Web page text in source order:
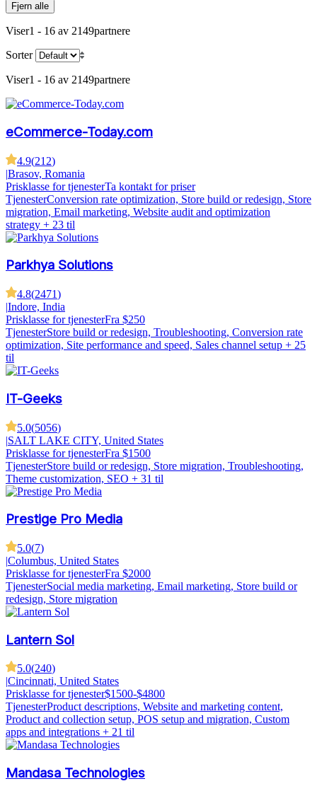
Fjern alle
Viser1 - 16 av 2149partnere
Sorter
Viser1 - 16 av 2149partnere
eCommerce-Today.com
4.9(212)
|Brasov, Romania
Prisklasse for tjenesterTa kontakt for priser
TjenesterConversion rate optimization, Store build or redesign, Store
migration, Email marketing, Website audit and optimization
strategy + 23 til
Parkhya Solutions
4.8(2471)
|Indore, India
Prisklasse for tjenesterFra $250
TjenesterStore build or redesign, Troubleshooting, Conversion rate
optimization, Site performance and speed, Sales channel setup + 25
til
IT-Geeks
5.0(5056)
|SALT LAKE CITY, United States
Prisklasse for tjenesterFra $1500
TjenesterStore build or redesign, Store migration, Troubleshooting,
Theme customization, SEO + 31 til
Prestige Pro Media
5.0(7)
|Columbus, United States
Prisklasse for tjenesterFra $2000
TjenesterSocial media marketing, Email marketing, Store build or
redesign, Store migration
Lantern Sol
5.0(240)
Cincinnati, United States
Prisklasse for tjenester$1500-$4800
TjenesterProduct descriptions, Website and marketing content,
Product and collection setup, POS setup and migration, Custom
apps and integrations + 21 til
Mandasa Technologies